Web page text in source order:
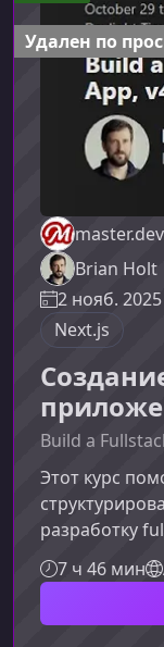
Brian Holt
2 нояб. 2025
Next.js
Build a
Этот курс
разработку
углубиться в
фронтенда и
7 ч 46 мин
Удален по